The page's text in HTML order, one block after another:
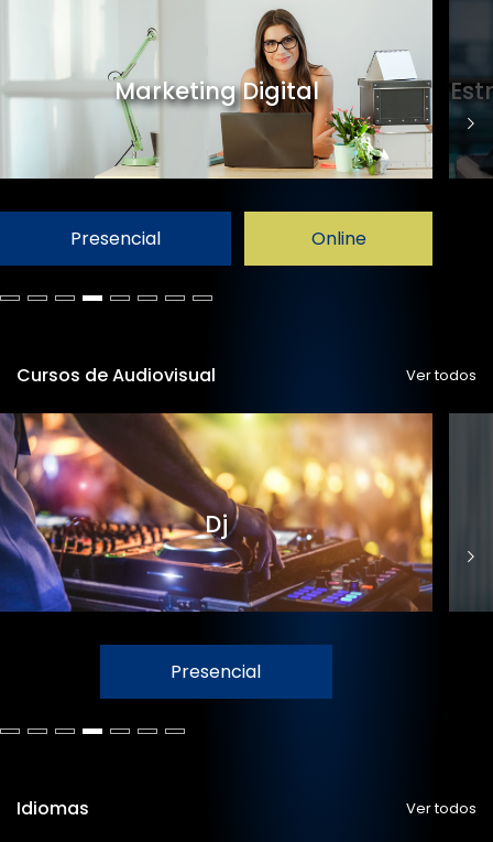
Marketing Digital
Presencial Online
Cursos de Audiovisual Ver todos
Dj
Presencial
Idiomas Ver todos